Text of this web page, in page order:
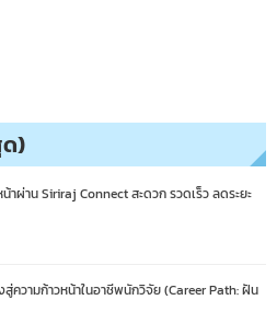
)
าผ่าน Siriraj Connect สะดวก รวดเร็ว ลดระยะ
สู่ความก้าวหน้าในอาชีพนักวิจัย (Career Path: ฝัน